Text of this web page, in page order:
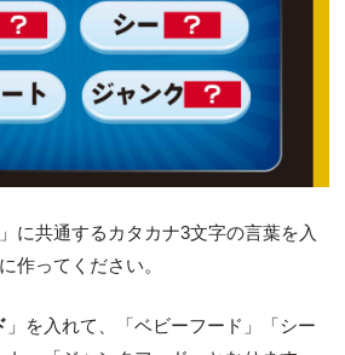
に共通するカタカナ3文字の言葉を入
作ってください。
」を入れて、「ベビーフード」「シー